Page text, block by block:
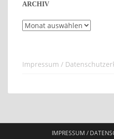
ARCHIV
Archiv
Impressum /
IMPRESSUM /